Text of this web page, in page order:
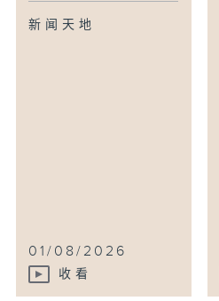
新闻天地
01/08/2026
收看